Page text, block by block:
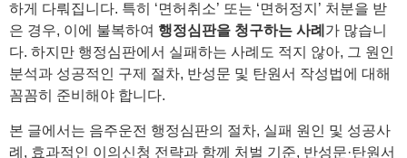
하게 다뤄집니다. 특히 ‘면허취소’ 또는 ‘면허정지’ 처분을 받
은 경우, 이에 불복하여 행정심판을 청구하는 사례 가 많습니
다. 하지만 행정심판에서 실패하는 사례도 적지 않아, 그 원인
분석과 성공적인 구제 절차, 반성문 및 탄원서 작성법에 대해
꼼꼼히 준비해야 합니다.
본 글에서는 음주운전 행정심판의 절차, 실패 원인 및 성공사
례, 효과적인 이의신청 전략과 함께 처벌 기준, 반성문·탄원서